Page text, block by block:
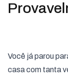
Você já parou
casa com tanta